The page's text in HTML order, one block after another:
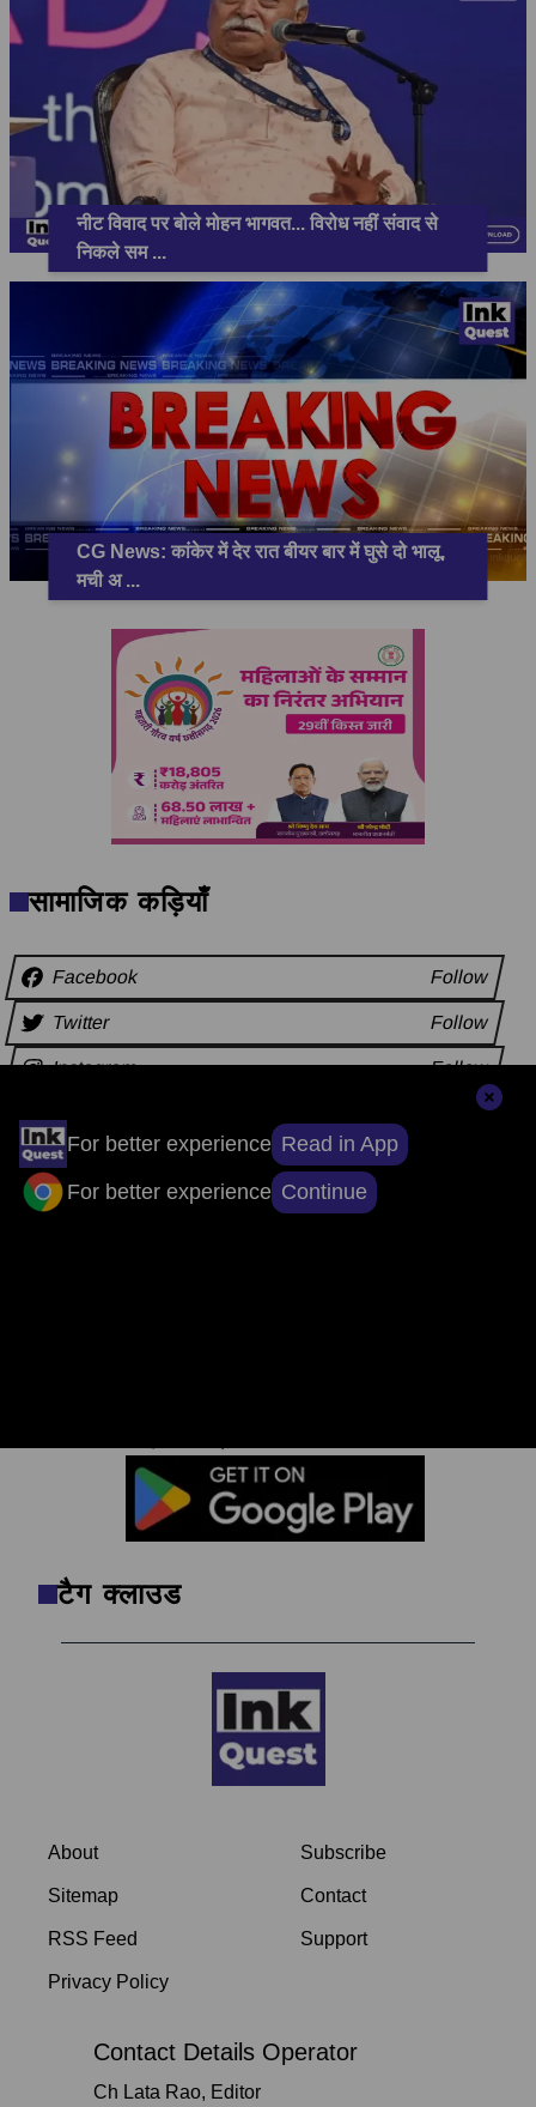
For better experience Read in App
For better experience Continue
नीट विवाद पर बोले मोहन भागवत... विरोध नहीं संवाद से
निकले सम...
CG News: कांकेर में देर रात बीयर बार में घुसे दो भालू,
मची अ...
सामाजिक कड़ियाँ
Facebook Follow
Twitter Follow
Instagram Follow
अन्य समाचार
टैग क्लाउड
About
Sitemap
RSS Feed
Privacy Policy
Subscribe
Contact
Support
Contact Details Operator
Ch Lata Rao, Editor